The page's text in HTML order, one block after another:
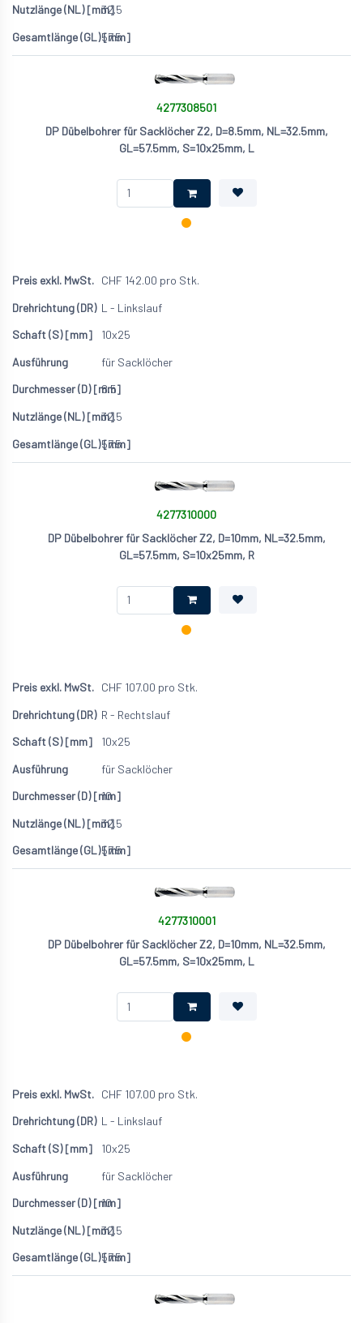
32.5
57.5
4277308501
DP Dübelbohrer für Sacklöcher Z2, D=8.5mm, NL=32.5mm,
GL=57.5mm, S=10x25mm, L
CHF 142.00 pro Stk.
L - Linkslauf
10x25
für Sacklöcher
8.5
32.5
57.5
4277310000
DP Dübelbohrer für Sacklöcher Z2, D=10mm, NL=32.5mm,
GL=57.5mm, S=10x25mm, R
CHF 107.00 pro Stk.
R - Rechtslauf
10x25
für Sacklöcher
10
32.5
57.5
4277310001
DP Dübelbohrer für Sacklöcher Z2, D=10mm, NL=32.5mm,
GL=57.5mm, S=10x25mm, L
CHF 107.00 pro Stk.
L - Linkslauf
10x25
für Sacklöcher
10
32.5
57.5